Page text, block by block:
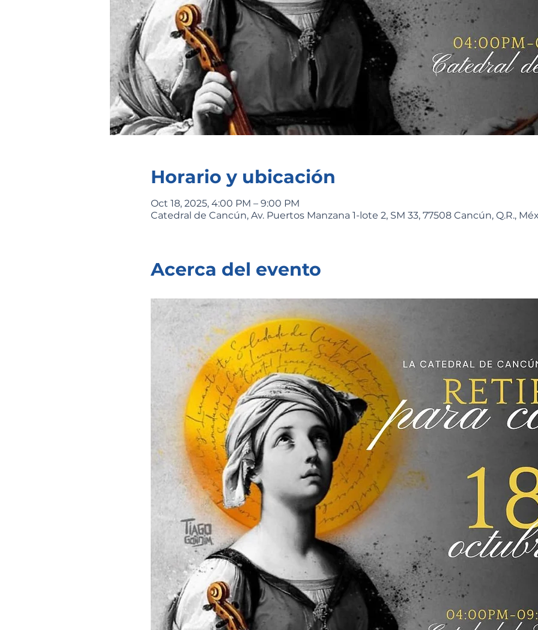
Horario y ubicación
Oct 18, 2025, 4:00 PM – 9:00 PM
Catedral de Cancún, Av. Puertos Manzana 1-lote 2, SM 33, 77508 Cancún, Q.R.,
Acerca del evento